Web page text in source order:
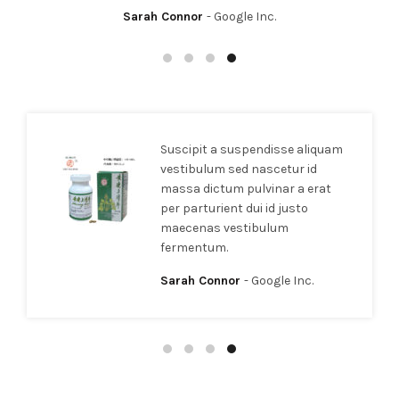
Sarah Connor
Suscipit a suspendisse
vestibulum sed nascetur
massa dictum pulvinar a
per parturient dui id justo
maecenas vestibulum
Sarah Connor